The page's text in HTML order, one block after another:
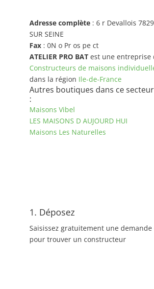
Adresse complète: 6 r Devallois
SUR SEINE
Fax: 0N o Pr os pe ct
ATELIER PRO BATest une entreprise
Constructeurs de maisons
dans la région Ile-de-France
Autres boutiques dans ce
:
Maisons Vibel
LES MAISONS D AUJOURD HUI
Maisons Les Naturelles
1. Déposez
Saisissez gratuitement une demande
pour trouver un constructeur